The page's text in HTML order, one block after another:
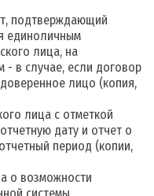
подтверждающий
единоличным
лица, на
- в случае, если договор
лицо (копия,
лица с отметкой
дату и отчет о
период (копии,
о возможности